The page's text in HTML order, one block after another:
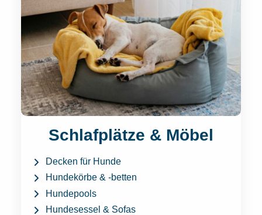
Schlafplätze & Möbel
Decken für Hunde
Hundekörbe & -betten
Hundepools
Hundesessel & Sofas